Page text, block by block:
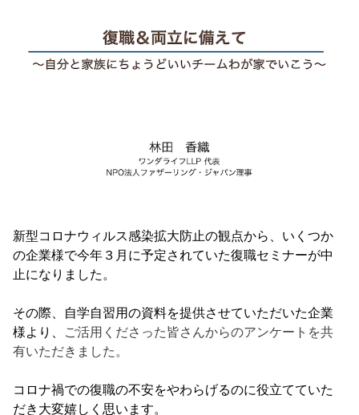
新型コロナウィルス感染拡大防止の観点から、 いくつか
の企業様で今年３月に予定されていた復職セミナーが中
止にな りました。
その際、自学自習用の資料を提供させていただいた企業
様より、 ご活用くださった皆さんからのアンケートを共
有いただきました。
コロナ禍での復職の不安をやわらげるのに役立てていた
だき大変嬉しく思います。